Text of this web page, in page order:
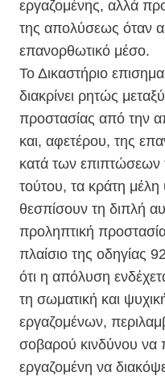
εργαζομένης, αλλά
της απολύσεως όταν
επανορθωτικό μέσο.
Το Δικαστήριο
διακρίνει ρητώς
προστασίας από την
και, αφετέρου, της
κατά των
τούτου, τα κράτη μέλη
θεσπίσουν τη διπλή
προληπτική προστασία
πλαίσιο της οδηγίας
ότι η απόλυση
τη σωματική και
εργαζομένων,
σοβαρού κινδύνου να
εργαζομένη να